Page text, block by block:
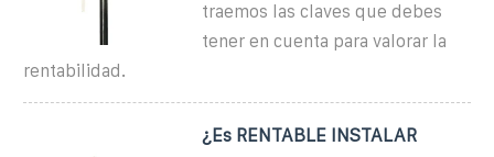
traemos las claves que debes
tener en cuenta para valorar la
rentabilidad.
¿Es RENTABLE INSTALAR